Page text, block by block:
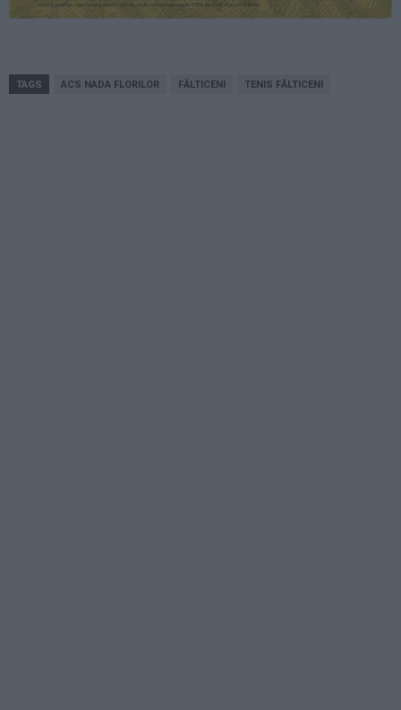
TAGS ACS NADA FLORILOR FĂLTICENI TENIS FĂLTICENI